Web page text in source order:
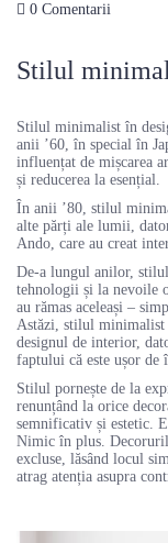
0 Comentarii
Stilul
Stilul minimalist în
anii ’60, în special în
influențat de mișcarea
și reducerea la esențial.
În anii ’80, stilul
alte părți ale lumii,
Ando, care au creat
De-a lungul anilor,
tehnologii și la nevoile
au rămas aceleași –
Astăzi, stilul minimalist
designul de interior,
faptului că este ușor de
Stilul pornește de la
renunțând la orice
semnificativ și estetic.
Nimic în plus.
excluse, lăsând locul
atrag atenția asupra